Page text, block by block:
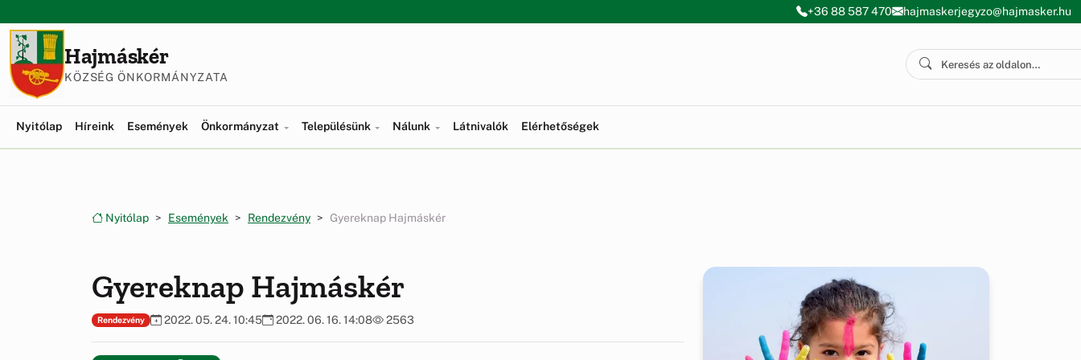
+36 88 587 470 hajmaskerjegyzo@hajmasker.hu
Hajmáskér
KÖZSÉG ÖNKORMÁNYZATA
Nyitólap Híreink Események Önkormányzat Településünk Nálunk Látnivalók Elérhetőségek
Nyitólap Események Rendezvény Gyereknap Hajmáskér
Gyereknap Hajmáskér
Rendezvény 2022. 05. 24. 10:45 2022. 06. 16. 14:08 2563